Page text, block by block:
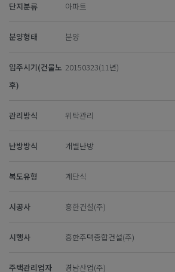
단지분류 아파트
분양형태 분양
입주시기(건물노
후)
20150323(11년)
관리방식 위탁관리
난방방식 개별난방
복도유형 계단식
시공사 흥한건설(주)
시행사 흥한주택종합건설(주)
주택관리업자 경남산업(주)